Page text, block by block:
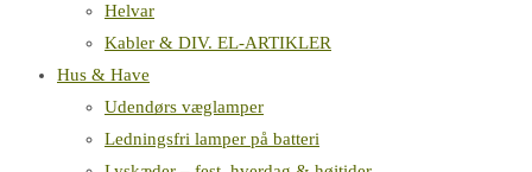
Helvar
Kabler & DIV. EL-ARTIKLER
Hus & Have
Udendørs væglamper
Ledningsfri lamper på batteri